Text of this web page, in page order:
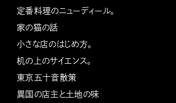
定番料理のニューディール。
家の猫の話
小さな店のはじめ方。
机の上のサイエンス。
東京五十音散策
異国の店主と土地の味